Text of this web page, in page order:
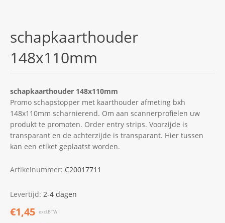
schapkaarthouder
148x110mm
schapkaarthouder 148x110mm
Promo schapstopper met kaarthouder afmeting bxh
148x110mm scharnierend. Om aan scannerprofielen uw
produkt te promoten. Order entry strips. Voorzijde is
transparant en de achterzijde is transparant. Hier tussen
kan een etiket geplaatst worden.
Artikelnummer: C20017711
Levertijd: 2-4 dagen
€1,45 excl.BTW